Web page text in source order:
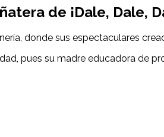
de ¡Dale, Dale,
donde sus espectaculares
pues su madre educadora de